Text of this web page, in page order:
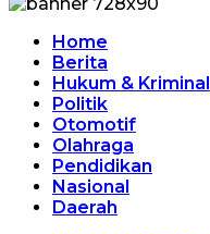
Home
Berita
Hukum & Kriminal
Politik
Otomotif
Olahraga
Pendidikan
Nasional
Daerah